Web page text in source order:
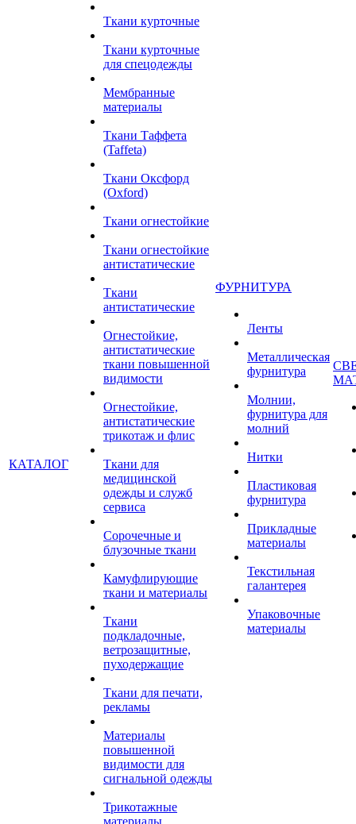
КАТАЛОГ
Ткани курточные
Ткани курточные
для спецодежды
Мембранные
материалы
Ткани Таффета
(Taffeta)
Ткани Оксфорд
(Oxford)
Ткани огнестойкие
Ткани огнестойкие
антистатические
Ткани
антистатические
Огнестойкие,
антистатические
ткани повышенной
видимости
Огнестойкие,
антистатические
трикотаж и флис
Ткани для
медицинской
одежды и служб
сервиса
Сорочечные и
блузочные ткани
Камуфлирующие
ткани и материалы
Ткани
подкладочные,
ветрозащитные,
пуходержащие
Ткани для печати,
рекламы
Материалы
повышенной
видимости для
сигнальной одежды
Трикотажные
материалы
ФУРНИТУРА
Ленты
Металлическая
фурнитура
Молнии,
фурнитура для
молний
Нитки
Пластиковая
фурнитура
Прикладные
материалы
Текстильная
галантерея
Упаковочные
материалы